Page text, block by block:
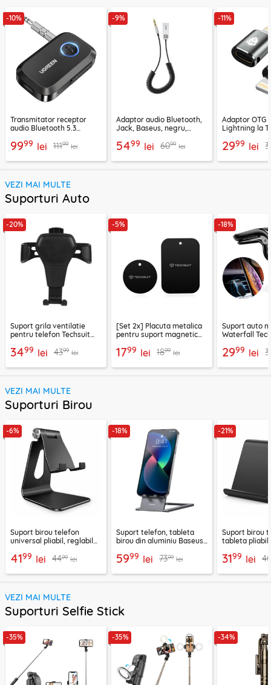
-10%
Transmitator receptor
audio Bluetooth 5.3
9999 lei 11199 lei
-9%
Adaptor audio Bluetooth,
Jack, Baseus, negru,
5499 lei 6099 lei
-11%
Adaptor OTG
Lightning la
2999 lei
VEZI MAI MULTE
Suporturi Auto
-20%
Suport grila ventilatie
pentru telefon Techsuit
3499 lei 4399 lei
-5%
[Set 2x] Placuta metalica
pentru suport magnetic
negru
1799 lei 1899 lei
-18%
Suport auto
Waterfall
2999 lei
VEZI MAI MULTE
Suporturi Birou
-6%
Suport birou telefon
universal pliabil, reglabil
negru
4199 lei 4499 lei
-18%
Suport telefon, tableta
birou din aluminiu Baseus,
5999 lei 7399 lei
-21%
Suport birou
tableta pliabil
3199 lei
VEZI MAI MULTE
Suporturi Selfie Stick
-35% -35% -34%